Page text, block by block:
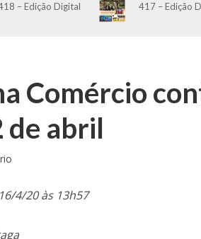
– Edição Digital 417 – Edição
Comércio
de abril
4/20 às 13h57